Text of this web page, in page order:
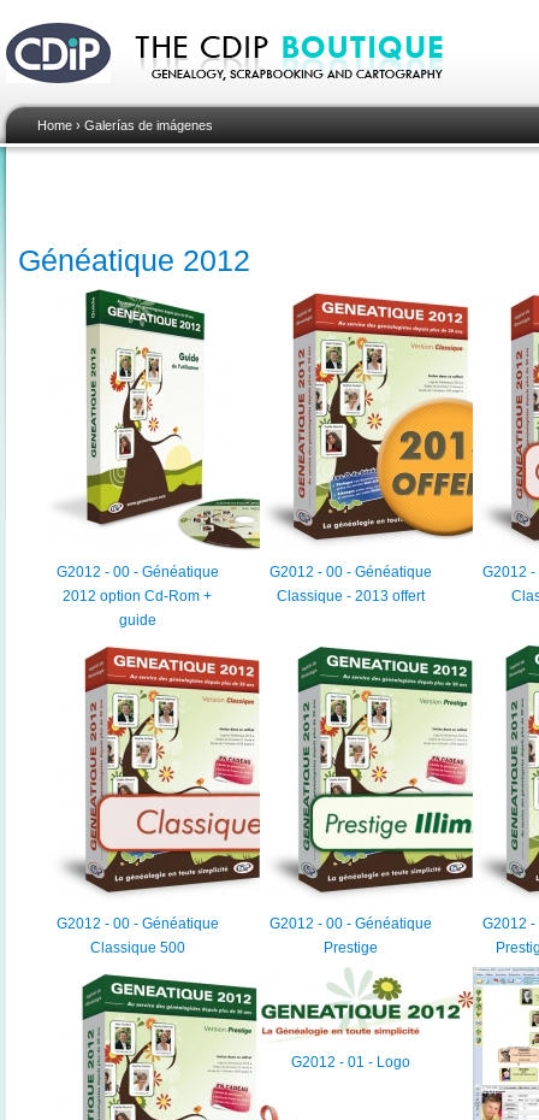
Home › Galerías de imágenes
Généatique 2012
G2012 - 00 - Généatique
2012 option Cd-Rom +
guide
G2012 - 00 - Généatique
Classique - 2013 offert
G2012 -
G2012 - 00 - Généatique
Classique 500
G2012 - 00 - Généatique
Prestige
G2012 -
G2012 - 01 - Logo